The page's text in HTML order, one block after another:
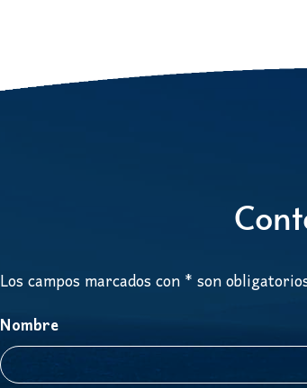
Los campos marcados con * son
Nombre